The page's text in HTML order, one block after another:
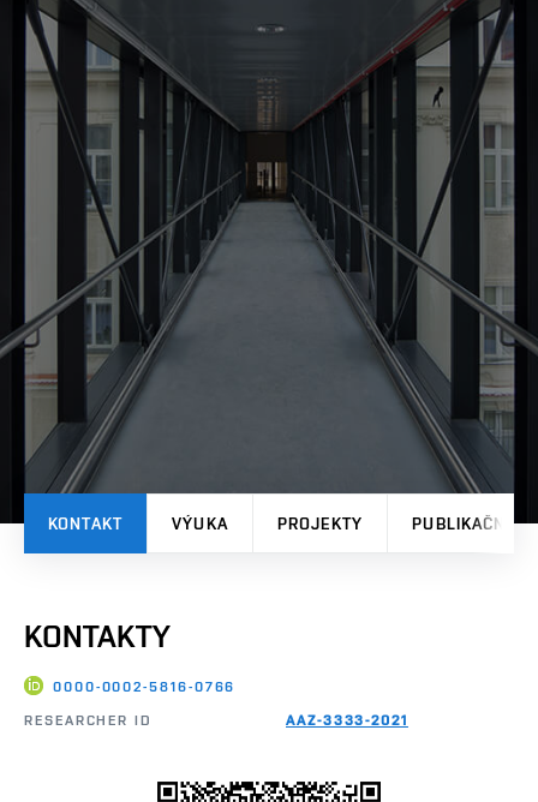
KONTAKT VÝUKA PROJEKTY PUBLIKAČNÍ
KONTAKTY
0000-0002-5816-0766
RESEARCHER ID AAZ-3333-2021